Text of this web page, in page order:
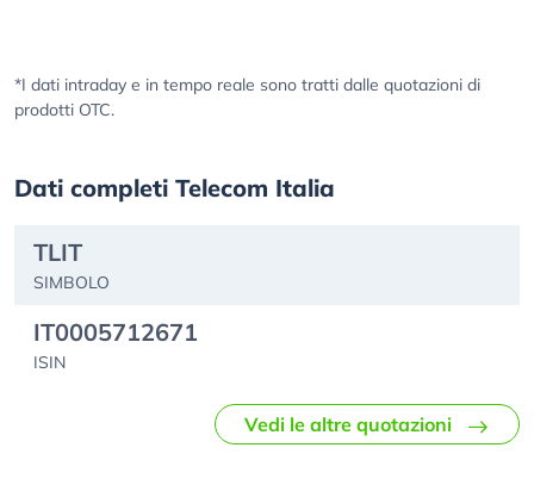
*I dati intraday e in tempo reale sono tratti dalle quotazioni di
prodotti OTC.
Dati completi Telecom Italia
TLIT
SIMBOLO
IT0005712671
ISIN
Vedi le altre quotazioni